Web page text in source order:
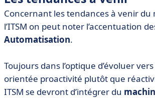
Concernant les tendances à venir du
l’ITSM on peut noter l’accentuation
Automatisation.
Toujours dans l’optique d’évoluer
orientée proactivité plutôt que
ITSM se devront d’intégrer du